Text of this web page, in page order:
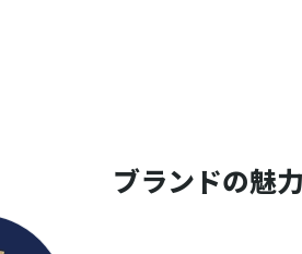
ブランドの魅